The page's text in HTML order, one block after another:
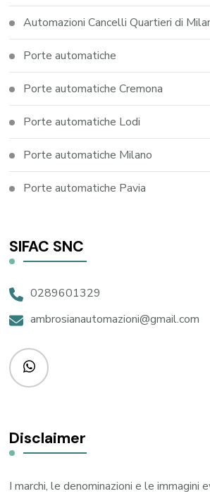
Automazioni Cancelli Quartieri di
Porte automatiche
Porte automatiche Cremona
Porte automatiche Lodi
Porte automatiche Milano
Porte automatiche Pavia
SIFAC SNC
0289601329
ambrosianautomazioni@gmail.com
Disclaimer
I marchi, le denominazioni e le immagini